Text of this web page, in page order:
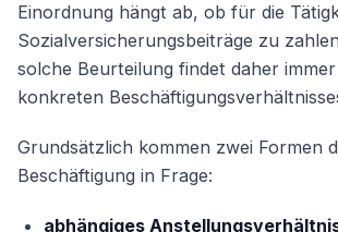
Einordnung hängt ab, ob für die
Sozialversicherungsbeiträge zu
solche Beurteilung findet daher
konkreten
Grundsätzlich kommen zwei Formen
Beschäftigung in Frage:
abhängiges